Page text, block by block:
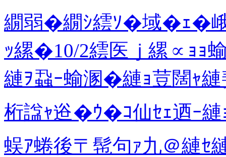
繝弱�繝ｼ繧ｿ�域�ｪ�峨
ｯ縲�10/2繧医ｊ縲∝ｮｮ
縺ｦ蝨ｰ蝓溷�縺ｮ荳闊ｬ
桁諡ｬ逧�ｳ�ｺ仙ｾｪ迺ｰ縺
蜈ｱ蜷後〒髢句ｧ九＠縺